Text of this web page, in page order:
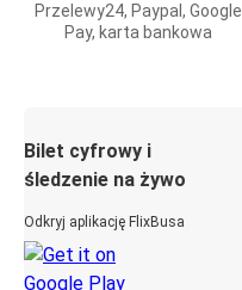
Przelewy24, Paypal, Google
Pay, karta bankowa
Bilet cyfrowy i
śledzenie na żywo
Odkryj aplikację FlixBusa